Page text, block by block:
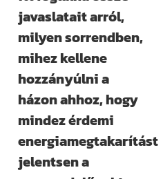
javaslatait arról,
milyen sorrendben,
mihez kellene
hozzányúlni a
házon ahhoz, hogy
mindez érdemi
energiamegtakarítást
jelentsen a